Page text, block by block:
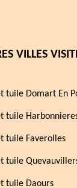
VILLES
tuile Domart En
tuile
tuile Faverolles
tuile
tuile Daours